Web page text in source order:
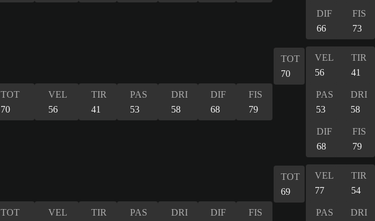
DIF
66
FIS
73
TOT
70
VEL
56
TIR
41
PAS
53
DRI
58
DIF
68
FIS
79
TOT
70
VEL
56
TIR
41
PAS
53
DRI
58
DIF
68
FIS
79
TOT
VEL
TIR
PAS
DRI
DIF
FIS
TOT
69
VEL
77
TIR
54
PAS
DRI